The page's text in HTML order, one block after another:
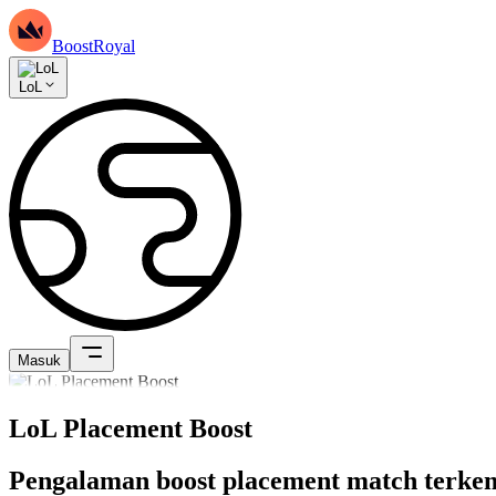
BoostRoyal
LoL
Masuk
LoL Placement Boost
Pengalaman boost placement match